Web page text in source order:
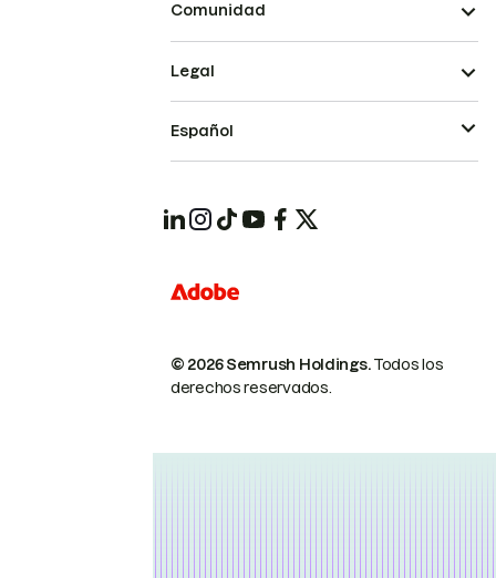
Comunidad
© 2026 Semrush Holdings.Todos los
derechos reservados.
Legal
Español